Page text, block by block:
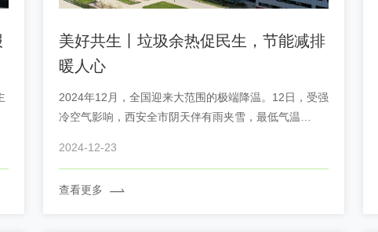
美好共生丨垃圾余热促民生，节能减排
暖人心
2024年12月，全国迎来大范围的极端降温。12日，受强
冷空气影响，西安全市阴天伴有雨夹雪，最低气温
2024-12-23
查看更多